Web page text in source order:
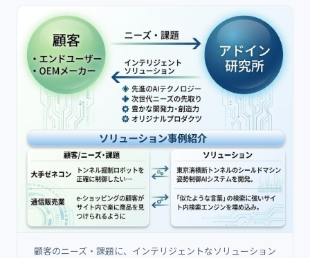
顧客のニーズ・課題に、インテリジェントなソリューション